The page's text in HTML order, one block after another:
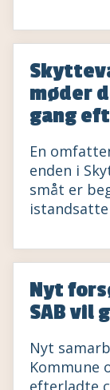
møder
gang
En
enden i
småt er
Nyt
SAB vil
Nyt
Kommune
efterladte